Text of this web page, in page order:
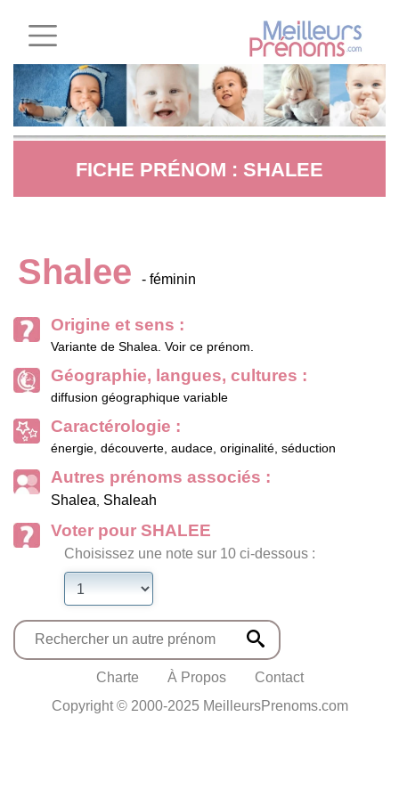
FICHE PRÉNOM : SHALEE
Shalee - féminin
Origine et sens :
Variante de Shalea. Voir ce prénom.
Géographie, langues, cultures :
diffusion géographique variable
Caractérologie :
énergie, découverte, audace, originalité, séduction
Autres prénoms associés :
Shalea, Shaleah
Voter pour SHALEE
Choisissez une note sur 10 ci-dessous :
Charte À Propos
Contact
Copyright © 2000-2025 MeilleursPrenoms.com